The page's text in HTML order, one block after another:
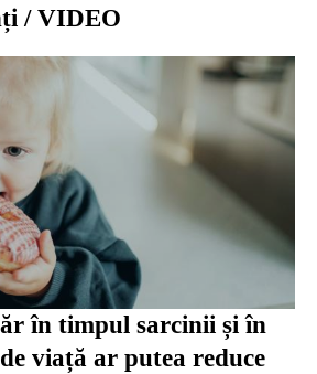
/ VIDEO
în timpul sarcinii și în
viață ar putea reduce